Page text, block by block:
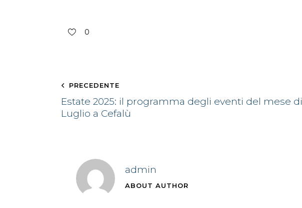
0
PRECEDENTE
Estate 2025: il programma degli eventi del mese di
Luglio a Cefalù
admin
ABOUT AUTHOR